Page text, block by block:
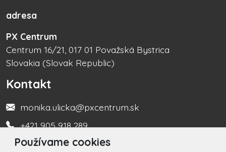
Používame cookies
adresa
PX Centrum
Centrum 16/21, 017 01 Považská Bystrica
Slovakia (Slovak Republic)
Kontakt
monika.ulicka@pxcentrum.sk
+421 905 918 289
Turistická informačná kancelária +421 917 450 666